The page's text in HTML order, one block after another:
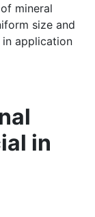
mineral
size and
application
in